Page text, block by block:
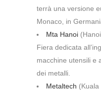
terrà una versione
Monaco, in
Mta Hanoi
Fiera dedicata
macchine utensili e
dei metalli.
Metaltech